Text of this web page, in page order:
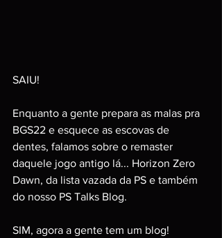
SAIU!
Enquanto a gente prepara as malas pra
BGS22 e esquece as escovas de
dentes, falamos sobre o remaster
daquele jogo antigo lá... Horizon Zero
Dawn, da lista vazada da PS e também
do nosso PS Talks Blog.
SIM, agora a gente tem um blog!